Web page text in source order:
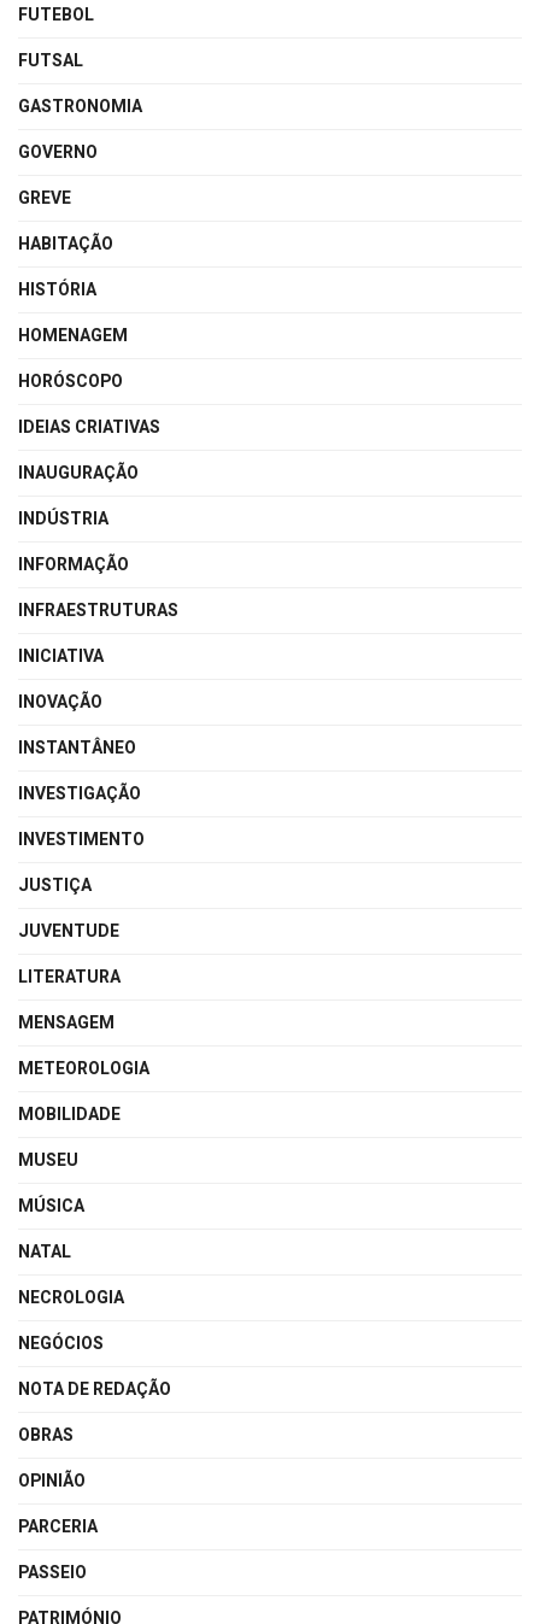
FUTEBOL
FUTSAL
GASTRONOMIA
GOVERNO
GREVE
HABITAÇÃO
HISTÓRIA
HOMENAGEM
HORÓSCOPO
IDEIAS CRIATIVAS
INAUGURAÇÃO
INDÚSTRIA
INFORMAÇÃO
INFRAESTRUTURAS
INICIATIVA
INOVAÇÃO
INSTANTÂNEO
INVESTIGAÇÃO
INVESTIMENTO
JUSTIÇA
JUVENTUDE
LITERATURA
MENSAGEM
METEOROLOGIA
MOBILIDADE
MUSEU
MÚSICA
NATAL
NECROLOGIA
NEGÓCIOS
NOTA DE REDAÇÃO
OBRAS
OPINIÃO
PARCERIA
PASSEIO
PATRIMÓNIO